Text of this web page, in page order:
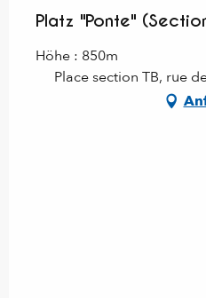
Platz "Ponte"
Höhe : 850m
Place section TB, rue